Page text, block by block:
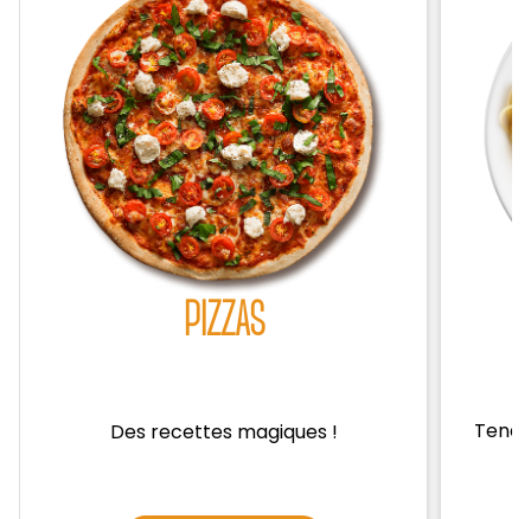
Zones de Livraison
PIZZAS
Des recettes magiques !